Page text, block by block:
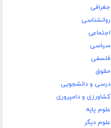
جغرافی
روانشناسی
اجتماعی
سیاسی
فلسفی
حقوق
درسی و دانشجویی
کشاورزی و دامپروری
علوم پایه
علوم دیگر